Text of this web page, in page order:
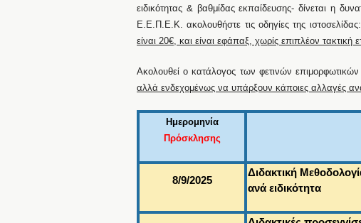
ειδικότητας & βαθμίδας εκπαίδευσης- δίνεται η
Ε.Ε.Π.Ε.Κ. ακολουθήστε τις οδηγίες της ιστοσελίδας:
είναι 20€, και είναι εφάπαξ, χωρίς επιπλέον τακτική
Ακολουθεί ο κατάλογος των φετινών
αλλά ενδεχομένως να υπάρξουν κάποιες αλλαγές
Ημερομηνία
Πρόσκλησης
8/9/2025
Διδακτική
ανά ειδικότητα